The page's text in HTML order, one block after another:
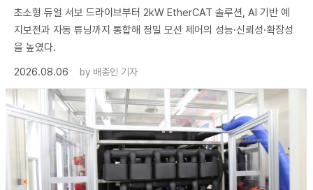
초소형 듀얼 서보 드라이브부터 2kW EtherCAT 솔루션, AI 기반 예
지보전과 자동 튜닝까지 통합해 정밀 모션 제어의 성능·신뢰성·확장성
을 높였다.
2026.08.06
by 배종인 기자